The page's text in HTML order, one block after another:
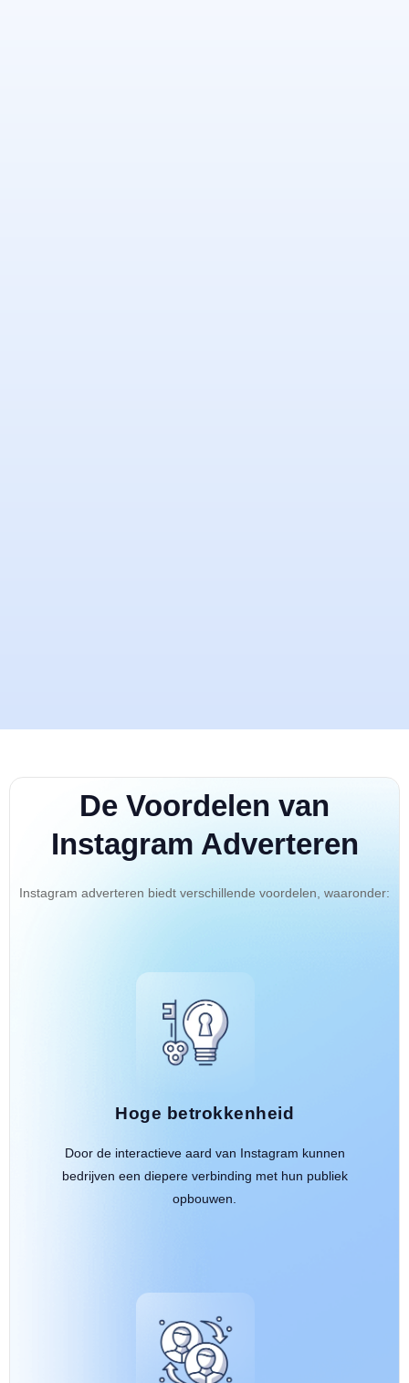
De Voordelen van
Instagram Adverteren
Instagram adverteren biedt verschillende voordelen, waaronder:
Hoge betrokkenheid
Door de interactieve aard van Instagram kunnen
bedrijven een diepere verbinding met hun publiek
opbouwen.